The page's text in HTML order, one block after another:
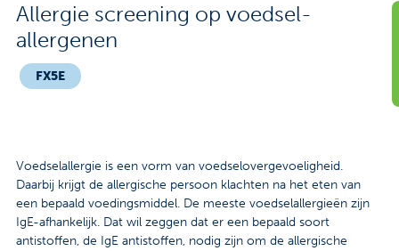
Tarieven
Praktische informatie
Onderzoeken
Allergie screening op voedsel-
allergenen
FX5E
Voedselallergie is een vorm van voedselovergevoeligheid.
Daarbij krijgt de allergische persoon klachten na het eten van
een bepaald voedingsmiddel. De meeste voedselallergieën zijn
IgE-afhankelijk. Dat wil zeggen dat er een bepaald soort
antistoffen, de IgE antistoffen, nodig zijn om de allergische